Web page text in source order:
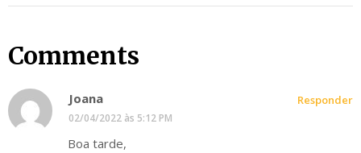
Comments
Joana
02/04/2022 às 5:12 PM
Boa tarde,
Responder